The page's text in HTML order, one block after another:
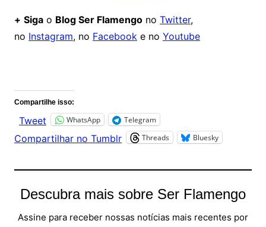
+ Sigao Blog Ser Flamengono Twitter,
no Instagram, no Facebooke no Youtube
Compartilhe isso:
Tweet WhatsApp Telegram
Compartilhar no Tumblr Threads Bluesky
Descubra mais sobre Ser Flamengo
Assine para receber nossas notícias mais recentes por